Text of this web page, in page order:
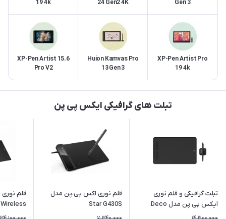
Gen 3
24 Gen2 4K
19 4k
XP-Pen Artist Pro
19 4k
Huion Kamvas Pro
13 Gen 3
XP-Pen Artist 15.6
Pro V2
تبلت های گرافیکی ایکس پی پن
تبلت گرافیکی و قلم نوری
ایکس پی پن مدل Deco
قلم نوری اکس پی.پن مدل
Star G430S
قلم